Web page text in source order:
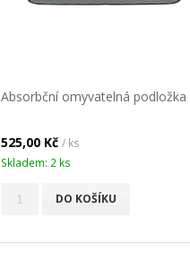
Absorbční omyvatelná podložka
525,00 Kč/ ks
Skladem: 2 ks
DO KOŠÍKU